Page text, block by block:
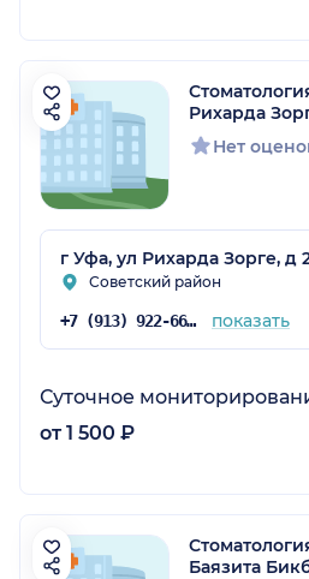
Рихарда
Нет
г Уфа, ул Рихарда Зорге, д
Советский район
+7 (913) 922-66-83 показать
Суточное
от 1 500 ₽
Баязита